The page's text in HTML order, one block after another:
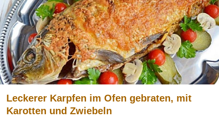
Leckerer Karpfen im Ofen gebraten, mit
Karotten und Zwiebeln